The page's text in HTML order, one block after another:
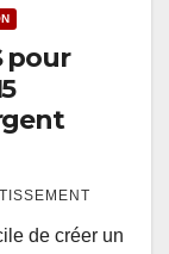
pour
de créer un